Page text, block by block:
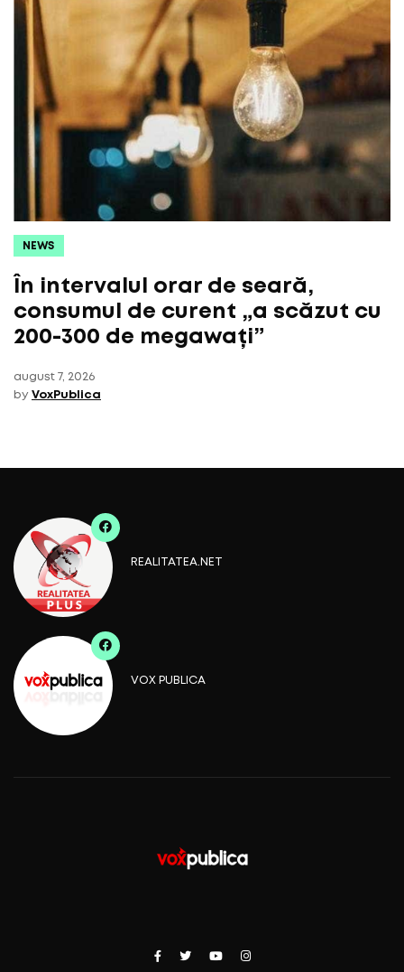
NEWS
În intervalul orar de seară,
consumul de curent „a scăzut cu
200-300 de megawați”
august 7, 2026
by VoxPublica
REALITATEA.NET
VOX PUBLICA